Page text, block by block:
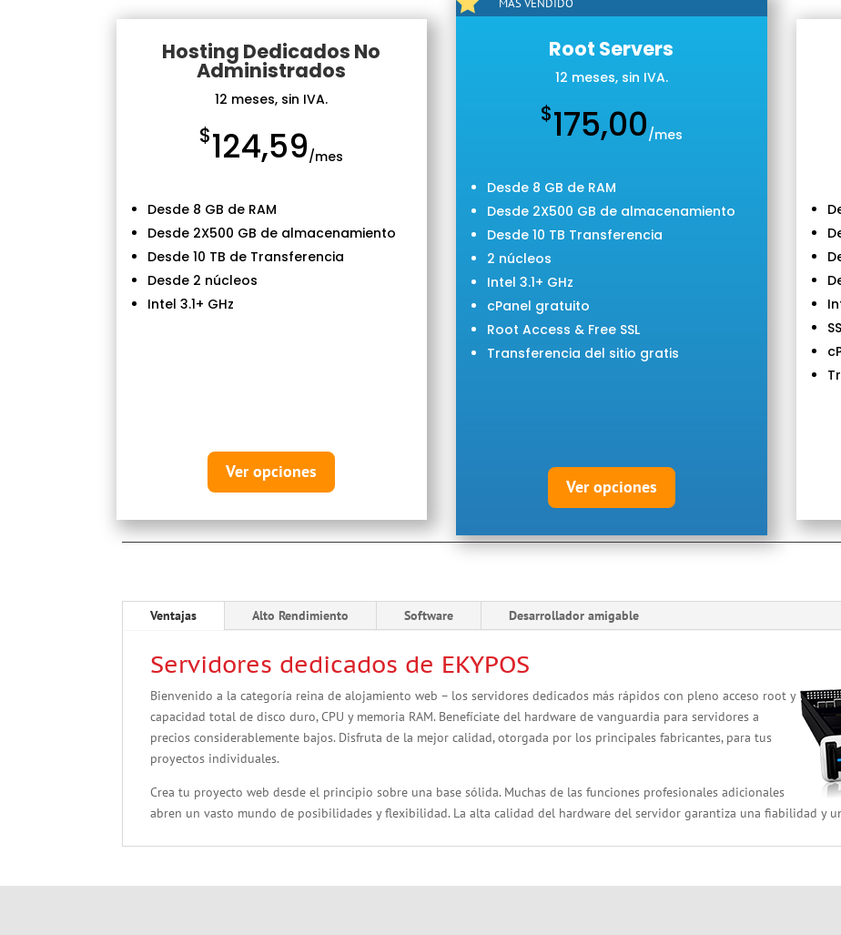
Hosting Dedicados No
Administrados
12 meses, sin IVA.
$124,59/mes
Desde 8 GB de RAM
Desde 2X500 GB de almacenamiento
Desde 10 TB de Transferencia
Desde 2 núcleos
Intel 3.1+ GHz
Ver opciones
Root Servers
12 meses, sin IVA.
$175,00/mes
Desde 8 GB de RAM
Desde 2X500 GB de almacenamiento
Desde 10 TB Transferencia
2 núcleos
Intel 3.1+ GHz
cPanel gratuito
Root Access & Free SSL
Transferencia del sitio gratis
Ver opciones
MÁS VENDIDO
Ventajas Alto Rendimiento Software Desarrollador amigable
Servidores dedicados de EKYPOS
Bienvenido a la categoría reina de alojamiento web – los servidores dedicados más rápidos con pleno acceso root y
capacidad total de disco duro, CPU y memoria RAM. Benefíciate del hardware de vanguardia para servidores a
precios considerablemente bajos. Disfruta de la mejor calidad, otorgada por los principales fabricantes, para tus
proyectos individuales.
Crea tu proyecto web desde el principio sobre una base sólida. Muchas de las funciones profesionales adicionales
abren un vasto mundo de posibilidades y flexibilidad. La alta calidad del hardware del servidor garantiza una fiabilidad y